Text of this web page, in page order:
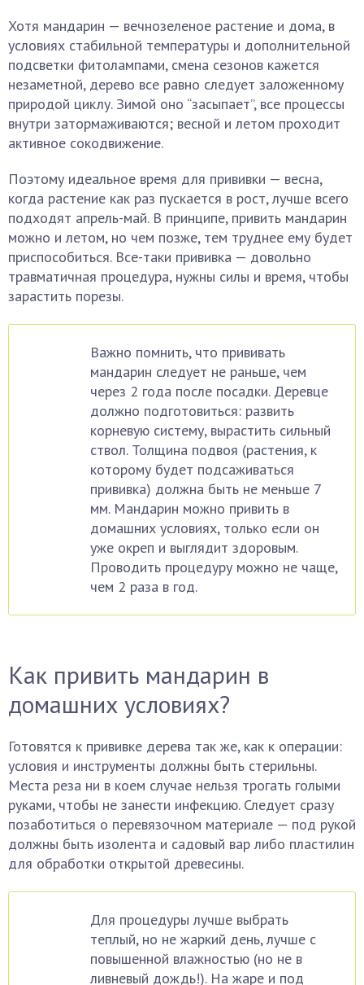
Хотя мандарин — вечнозеленое растение и дома, в
условиях стабильной температуры и дополнительной
подсветки фитолампами, смена сезонов кажется
незаметной, дерево все равно следует заложенному
природой циклу. Зимой оно “засыпает”, все процессы
внутри затормаживаются; весной и летом проходит
активное сокодвижение.
Поэтому идеальное время для прививки — весна,
когда растение как раз пускается в рост, лучше всего
подходят апрель-май. В принципе, привить мандарин
можно и летом, но чем позже, тем труднее ему будет
приспособиться. Все-таки прививка — довольно
травматичная процедура, нужны силы и время, чтобы
зарастить порезы.
Важно помнить, что прививать
мандарин следует не раньше, чем
через 2 года после посадки. Деревце
должно подготовиться: развить
корневую систему, вырастить сильный
ствол. Толщина подвоя (растения, к
которому будет подсаживаться
прививка) должна быть не меньше 7
мм. Мандарин можно привить в
домашних условиях, только если он
уже окреп и выглядит здоровым.
Проводить процедуру можно не чаще,
чем 2 раза в год.
Как привить мандарин в
домашних условиях?
Готовятся к прививке дерева так же, как к операции:
условия и инструменты должны быть стерильны.
Места реза ни в коем случае нельзя трогать голыми
руками, чтобы не занести инфекцию. Следует сразу
позаботиться о перевязочном материале — под рукой
должны быть изолента и садовый вар либо пластилин
для обработки открытой древесины.
Для процедуры лучше выбрать
теплый, но не жаркий день, лучше с
повышенной влажностью (но не в
ливневый дождь!). На жаре и под